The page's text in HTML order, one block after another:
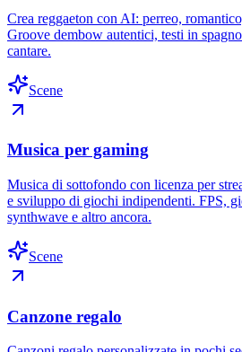
Crea reggaeton con AI: perreo,
Groove dembow autentici, testi in
cantare.
Scene
Musica per gaming
Musica di sottofondo con licenza per
e sviluppo di giochi indipendenti. FPS,
synthwave e altro ancora.
Scene
Canzone regalo